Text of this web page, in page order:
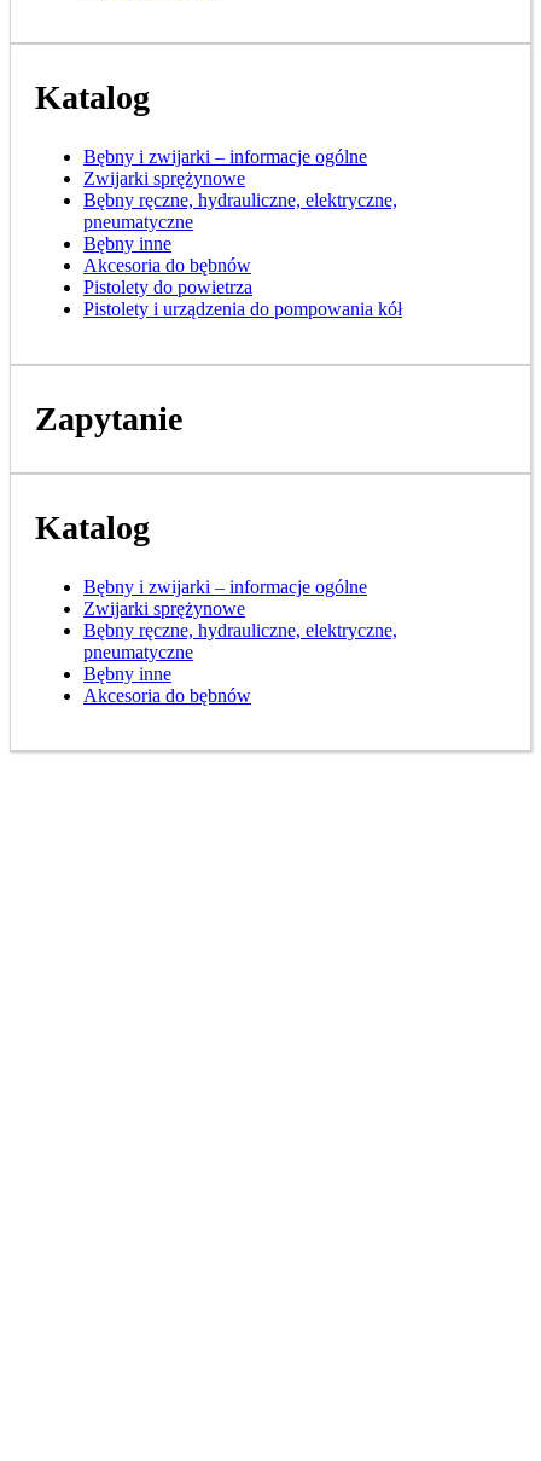
Katalog
Bębny i zwijarki – informacje ogólne
Zwijarki sprężynowe
Bębny ręczne, hydrauliczne, elektryczne,
pneumatyczne
Bębny inne
Akcesoria do bębnów
Pistolety do powietrza
Pistolety i urządzenia do pompowania kół
Zapytanie
Katalog
Bębny i zwijarki – informacje ogólne
Zwijarki sprężynowe
Bębny ręczne, hydrauliczne, elektryczne,
pneumatyczne
Bębny inne
Akcesoria do bębnów